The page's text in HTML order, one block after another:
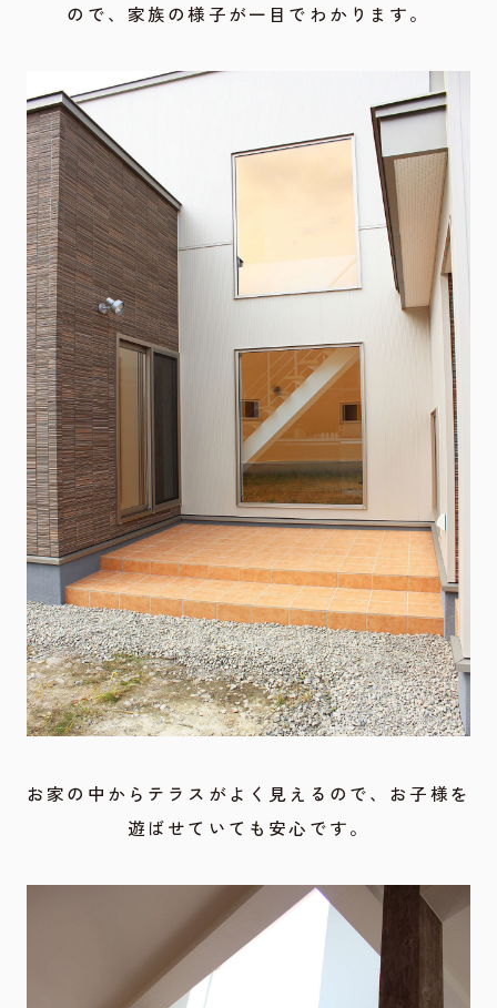
ので、家族の様子が一目でわかります。
お家の中からテラスがよく見えるので、お子様を
遊ばせていても安心です。